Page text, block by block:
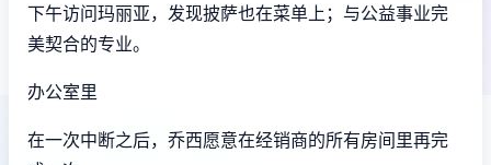
下午访问玛丽亚，发现披萨也在菜单上；与公益事业完
美契合的专业。
办公室里
在一次中断之后，乔西愿意在经销商的所有房间里再完